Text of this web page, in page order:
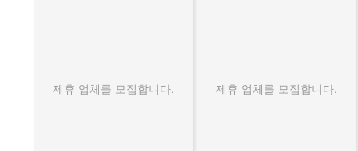
제휴 업체를 모집합니다. 제휴 업체를 모집합니다.